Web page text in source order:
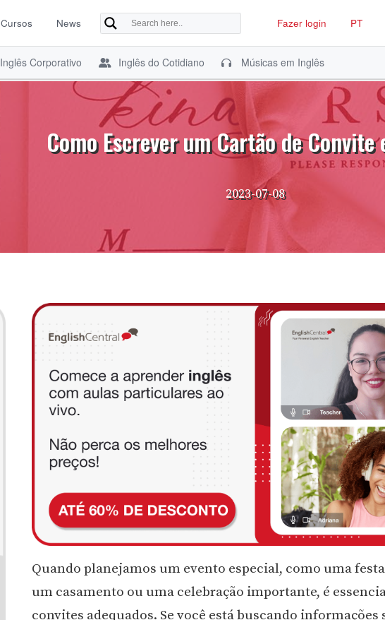
Cursos News Fazer login PT
Inglês Corporativo Inglês do Cotidiano Músicas em Inglês
Como Escrever um Cartão de
2023-07-08
Quando planejamos um evento especial, como uma
um casamento ou uma celebração importante, é
convites adequados. Se você está buscando informações